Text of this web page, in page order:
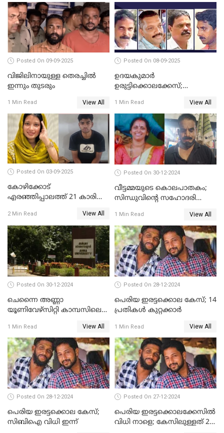
സ്വർണ്ണവും ഒരു ലക്ഷം
രൂപയും കാണാതായി
Posted On 09-09-2025
വിജിലിനായുള്ള തെരച്ചിൽ
ഇന്നും തുടരും
1 Min Read View All
Posted On 08-09-2025
ഉദയകുമാര്‍
ഉരുട്ടിക്കൊലക്കേസ്;
സുപ്രീംകോടതിയിലേക്ക്
1 Min Read View All
Posted On 03-09-2025
കോഴിക്കോട്
എരഞ്ഞിപ്പാലത്ത് 21 കാരി
കൂടുതൽ അന്വേഷണത്തിന്
പൊലീസ്
2 Min Read View All
Posted On 30-12-2024
വീട്ടമ്മയുടെ കൊലപാതകം;
സിന്ധുവിന്റെ സഹോദരി
1 Min Read View All
Posted On 30-12-2024
ചെന്നൈ അണ്ണാ
യൂണിവേഴ്‌സിറ്റി കാമ്പസിലെ
കമ്മീഷന്‍ ഇന്ന്
യൂണിവേഴ്‌സിറ്റിയിലെത്തും
1 Min Read View All
Posted On 28-12-2024
പെരിയ ഇരട്ടക്കൊല കേസ്; 14
പ്രതികള്‍ കുറ്റക്കാര്‍
1 Min Read View All
Posted On 28-12-2024
പെരിയ ഇരട്ടക്കൊല കേസ്;
സിബിഐ വിധി ഇന്ന്
Posted On 27-12-2024
പെരിയ ഇരട്ടക്കൊലക്കേസില്‍
വിധി നാളെ; കേസിലുള്ളത് 24